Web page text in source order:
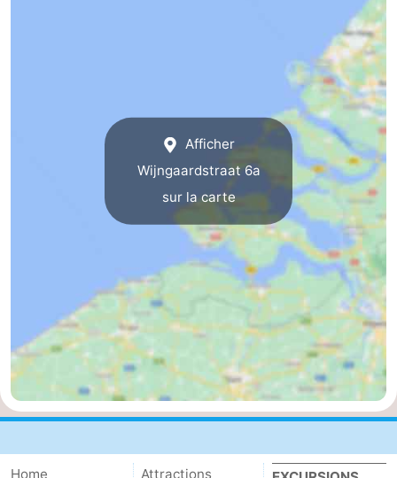
de
Mantelingen
Westkapelle
-
Zoutelande
-
Walcherse
Dishoek
-
Afficher
Wijngaardstraat 6a
sur la carte
Home
Attractions